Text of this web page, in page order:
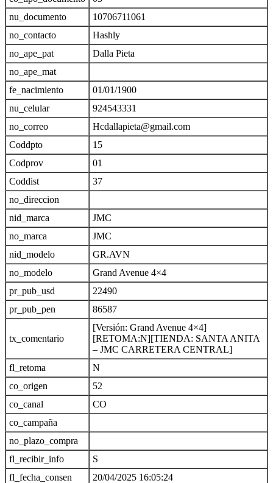
nu_documento
10706711061
no_contacto
Hashly
no_ape_pat
Dalla Pieta
no_ape_mat
fe_nacimiento
01/01/1900
nu_celular
924543331
no_correo
Hcdallapieta@gmail.com
Coddpto
15
Codprov
01
Coddist
37
no_direccion
nid_marca
JMC
no_marca
JMC
nid_modelo
GR.AVN
no_modelo
Grand Avenue 4×4
pr_pub_usd
22490
pr_pub_pen
86587
tx_comentario
[Versión: Grand Avenue 4×4]
[RETOMA:N][TIENDA: SANTA ANITA
– JMC CARRETERA CENTRAL]
fl_retoma
N
co_origen
52
co_canal
CO
co_campaña
no_plazo_compra
fl_recibir_info
S
fl_fecha_consen
20/04/2025 16:05:24